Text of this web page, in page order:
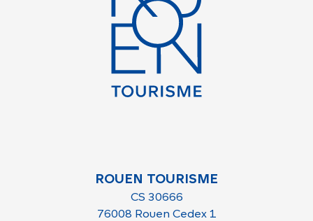
ROUEN TOURISME
CS 30666
76008 Rouen Cedex 1